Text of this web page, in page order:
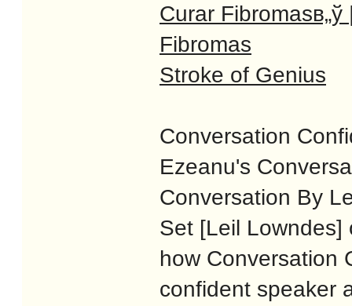
Curar
Fibromas
Stroke of Genius
Conversation
Ezeanu's
Conversation By
Set [Leil Lowndes]
how Conversation
confident speaker